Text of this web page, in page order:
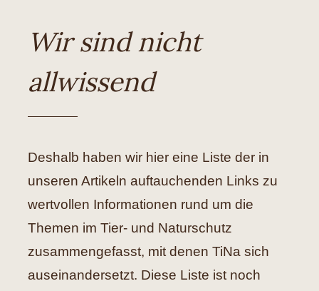
Hilfe
Spenden
Suche
Wir sind nicht
allwissend
Deshalb haben wir hier eine Liste der in
unseren Artikeln auftauchenden Links zu
wertvollen Informationen rund um die
Themen im Tier- und Naturschutz
zusammengefasst, mit denen TiNa sich
auseinandersetzt. Diese Liste ist noch